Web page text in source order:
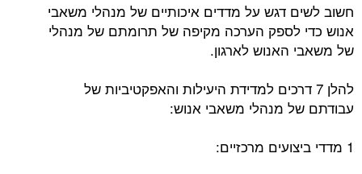
חשוב לשים דגש על מדדים איכותיים של מנהלי משאבי
אנוש כדי לספק הערכה מקיפה של תרומתם של מנהלי
של משאבי האנוש לארגון.
להלן 7 דרכים למדידת היעילות והאפקטיביות של
עבודתם של מנהלי משאבי אנוש:
1 מדדי ביצועים מרכזיים: